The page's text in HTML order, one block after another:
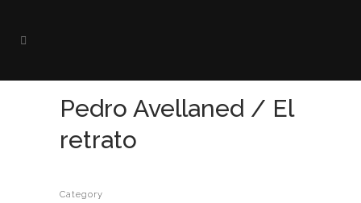
Pedro Avellaned / El
retrato
Category